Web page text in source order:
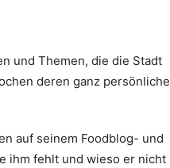
und Themen, die die Stadt
deren ganz persönliche
auf seinem Foodblog- und
ihm fehlt und wieso er nicht